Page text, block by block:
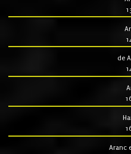
de
Aranc